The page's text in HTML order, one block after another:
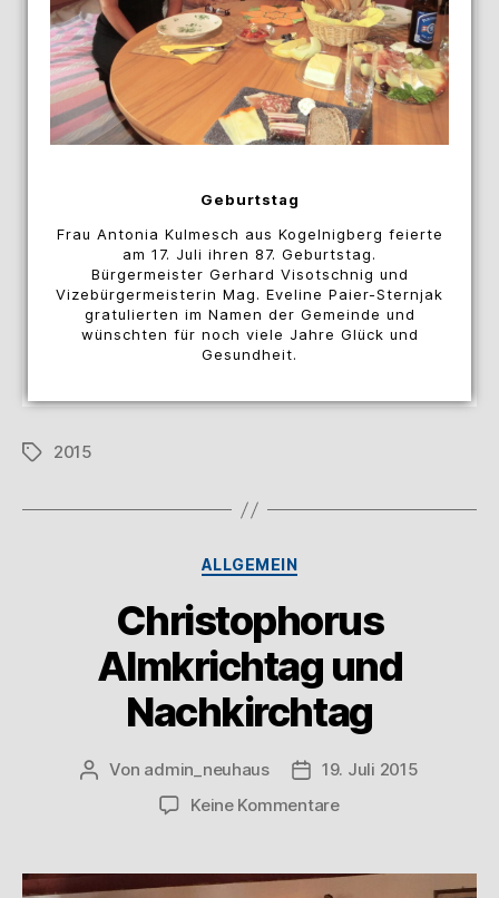
Geburtstag
Frau Antonia Kulmesch aus Kogelnigberg feierte
am 17. Juli ihren 87. Geburtstag.
Bürgermeister Gerhard Visotschnig und
Vizebürgermeisterin Mag. Eveline Paier-Sternjak
gratulierten im Namen der Gemeinde und
wünschten für noch viele Jahre Glück und
Gesundheit.
2015
ALLGEMEIN
Christophorus
Almkrichtag und
Nachkirchtag
Von admin_neuhaus
19. Juli 2015
Keine Kommentare